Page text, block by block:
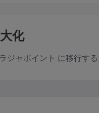
化
ジャポイント に移行す